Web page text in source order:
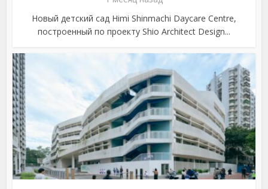
Новый детский сад Himi Shinmachi Daycare Centre,
построенный по проекту Shio Architect Design...